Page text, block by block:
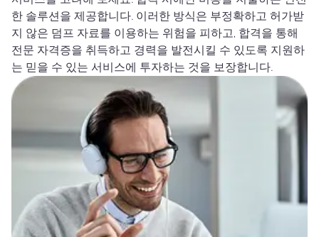
한 솔루션을 제공합니다. 이러한 방식은 부정확하고 허가받
지 않은 덤프 자료를 이용하는 위험을 피하고, 합격을 통해
전문 자격증을 취득하고 경력을 발전시킬 수 있도록 지원하
는 믿을 수 있는 서비스에 투자하는 것을 보장합니다.